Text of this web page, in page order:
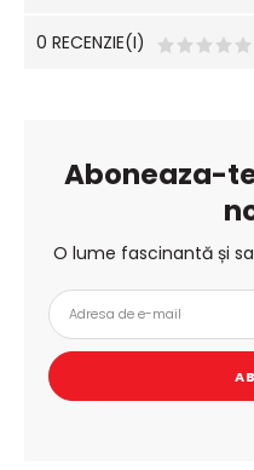
0 RECENZIE(I)
Aboneaza-
O lume fascinantă și